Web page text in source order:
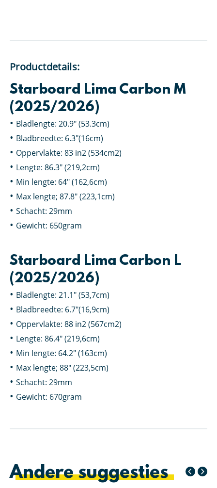
Productdetails:
Starboard Lima Carbon M
(2025/2026)
Bladlengte: 20.9″ (53.3cm)
Bladbreedte: 6.3″(16cm)
Oppervlakte: 83 in2 (534cm2)
Lengte: 86.3″ (219,2cm)
Min lengte: 64″ (162,6cm)
Max lengte; 87.8″ (223,1cm)
Schacht: 29mm
Gewicht: 650gram
Starboard Lima Carbon L
(2025/2026)
Bladlengte: 21.1″ (53,7cm)
Bladbreedte: 6.7″(16,9cm)
Oppervlakte: 88 in2 (567cm2)
Lengte: 86.4″ (219,6cm)
Min lengte: 64.2″ (163cm)
Max lengte; 88″ (223,5cm)
Schacht: 29mm
Gewicht: 670gram
Andere suggesties